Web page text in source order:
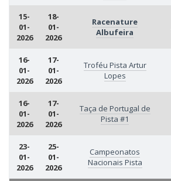
15-
01-
2026
18-
01-
2026
Racenature
Albufeira
16-
01-
2026
17-
01-
2026
Troféu Pista Artur
Lopes
16-
01-
2026
17-
01-
2026
Taça de Portugal de
Pista #1
23-
01-
2026
25-
01-
2026
Campeonatos
Nacionais Pista